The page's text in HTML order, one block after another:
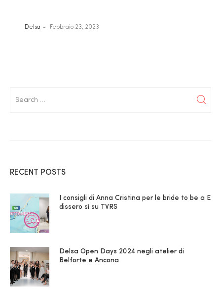
Delsa Febbraio 23, 2023
RECENT POSTS
I consigli di Anna Cristina per le bride to be a E
dissero sì su TVRS
Delsa Open Days 2024 negli atelier di
Belforte e Ancona